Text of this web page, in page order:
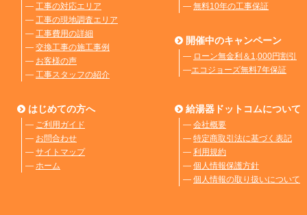
― 工事の対応エリア
― 工事の現地調査エリア
― 工事費用の詳細
― 交換工事の施工事例
― お客様の声
― 工事スタッフの紹介
― 無料10年の工事保証
開催中のキャンペーン
― ローン無金利＆1,000円割引
―エコジョーズ無料7年保証
はじめての方へ
― ご利用ガイド
― お問合わせ
― サイトマップ
― ホーム
給湯器ドットコムについて
― 会社概要
― 特定商取引法に基づく表記
― 利用規約
― 個人情報保護方針
― 個人情報の取り扱いについて